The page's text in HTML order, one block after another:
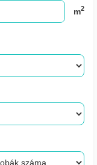
m2